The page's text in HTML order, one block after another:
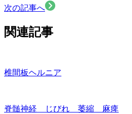
次の記事へ
関連記事
椎間板ヘルニア
脊髄神経 じびれ 萎縮 麻痺